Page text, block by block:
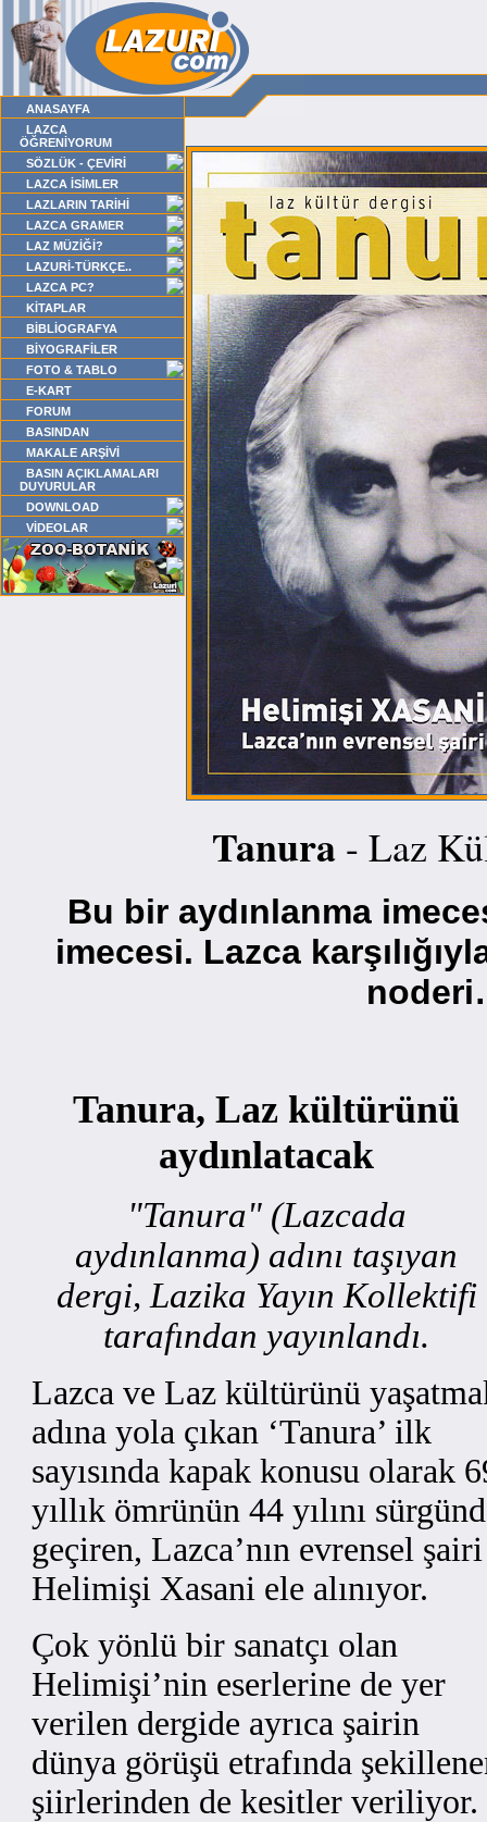
ANASAYFA
LAZCA
ÖĞRENİYORUM
SÖZLÜK - ÇEVİRİ
LAZCA İSİMLER
LAZLARIN TARİHİ
LAZCA GRAMER
LAZ MÜZİĞİ?
LAZURİ-TÜRKÇE..
LAZCA PC?
KİTAPLAR
BİBLİOGRAFYA
BİYOGRAFİLER
FOTO & TABLO
E-KART
FORUM
BASINDAN
MAKALE ARŞİVİ
BASIN AÇIKLAMALARI
DUYURULAR
DOWNLOAD
VİDEOLAR
Tanura - Laz
Bu bir aydınlanma
imecesi. Lazca
Tanura, Laz kültürünü
aydınlatacak
"Tanura" (Lazcada
aydınlanma) adını taşıyan
dergi, Lazika Yayın Kollektifi
tarafından yayınlandı.
Lazca ve Laz kültürünü
adına yola çıkan ‘Tanura’ ilk
sayısında kapak konusu olarak
yıllık ömrünün 44 yılını
geçiren, Lazca’nın evrensel şairi
Helimişi Xasani ele alınıyor.
Çok yönlü bir sanatçı olan
Helimişi’nin eserlerine de yer
verilen dergide ayrıca şairin
dünya görüşü etrafında
şiirlerinden de kesitler veriliyor.